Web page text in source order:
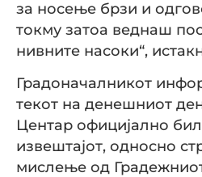
за носење брзи и
токму затоа веднаш
нивните насоки“,
Градоначалникот
текот на денешниот
Центар официјално
извештајот, односно
мислење од